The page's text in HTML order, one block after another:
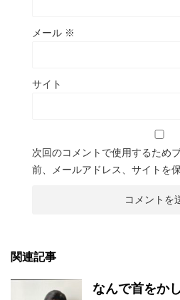
メール ※
サイト
次回のコメントで使用するため
前、メールアドレス、サイトを保
関連記事
なんで首をか